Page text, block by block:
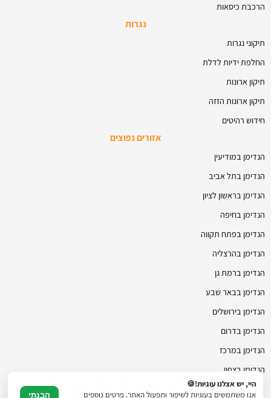
הרכבת כיסאות
נגרות
תיקוני נגרות
החלפת ידיות לדלת
תיקון ארונות
תיקון ארונות הזזה
חידוש רהיטים
אזורים נפוצים
הנדימן במודיעין
הנדימן בתל אביב
הנדימן בראשון לציון
הנדימן בחיפה
הנדימן בפתח תקווה
הנדימן בהרצליה
הנדימן ברמת גן
הנדימן בבאר שבע
הנדימן בירושלים
הנדימן בדרום
הנדימן במרכז
הנדימן בצפון
hmanhman.co.il@gmail.com | טלפון: 077-4706236
היי, יש אצלנו עוגיות!🍪
אנו משתמשים בעוגיות לשיפור ותפעול האתר. פרטים נוספים
הבנתי